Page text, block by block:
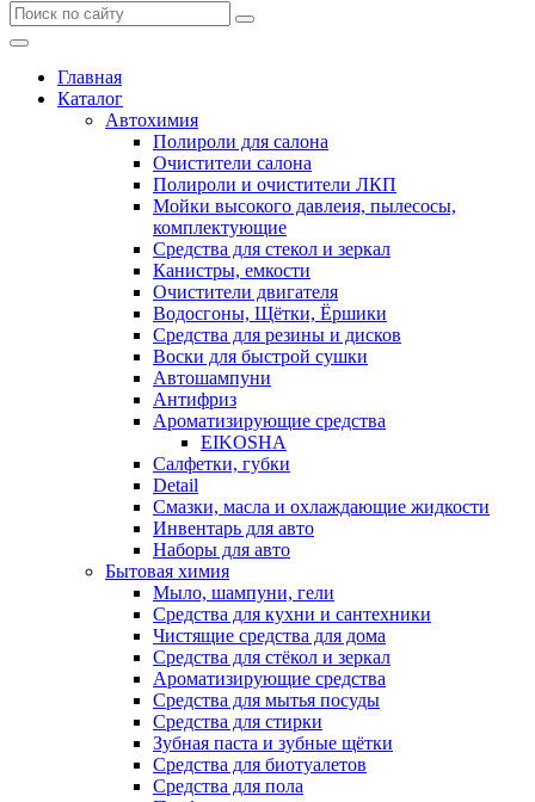
Главная
Каталог
Автохимия
Полироли для салона
Очистители салона
Полироли и очистители ЛКП
Мойки высокого давлеия, пылесосы,
комплектующие
Средства для стекол и зеркал
Канистры, емкости
Очистители двигателя
Водосгоны, Щётки, Ёршики
Средства для резины и дисков
Воски для быстрой сушки
Автошампуни
Антифриз
Ароматизирующие средства
EIKOSHA
Салфетки, губки
Detail
Смазки, масла и охлаждающие жидкости
Инвентарь для авто
Наборы для авто
Бытовая химия
Мыло, шампуни, гели
Средства для кухни и сантехники
Чистящие средства для дома
Средства для стёкол и зеркал
Ароматизирующие средства
Средства для мытья посуды
Средства для стирки
Зубная паста и зубные щётки
Средства для биотуалетов
Средства для пола